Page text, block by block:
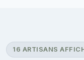
16 ARTISANS